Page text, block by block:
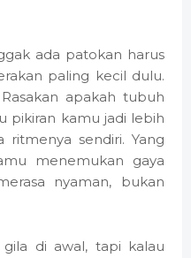
ada patokan harus
paling kecil dulu.
apakah tubuh
pikiran kamu jadi lebih
ritmenya sendiri. Yang
menemukan gaya
nyaman, bukan
di awal, tapi kalau